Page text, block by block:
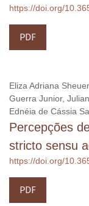
https://doi.org/
PDF
Eliza Adriana
Guerra Junior,
Ednéia de Cássia
Percepções
stricto sensu
https://doi.org/
PDF